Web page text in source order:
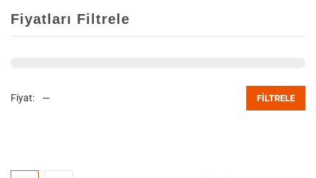
Fiyatları Filtrele
FILTRELE
Fiyat: —